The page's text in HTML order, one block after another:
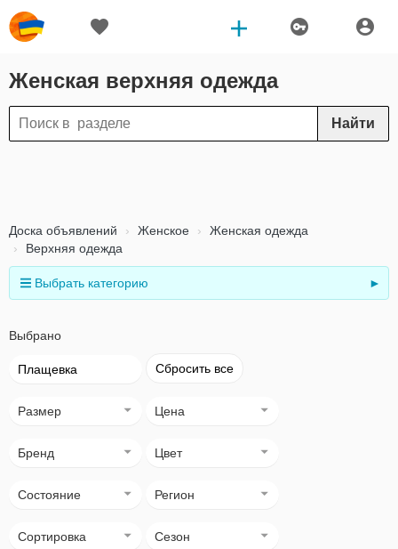
Женская верхняя одежда
Найти
Доска объявлений Женское
Женская одежда
Верхняя одежда
Выбрать категорию ►
Выбрано
Плащевка Сбросить все
Размер Цена
Бренд Цвет
Состояние Регион
Сортировка Сезон